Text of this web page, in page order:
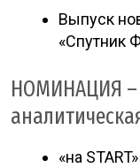
Выпуск
«Спутник
НОМИНАЦИЯ
«на